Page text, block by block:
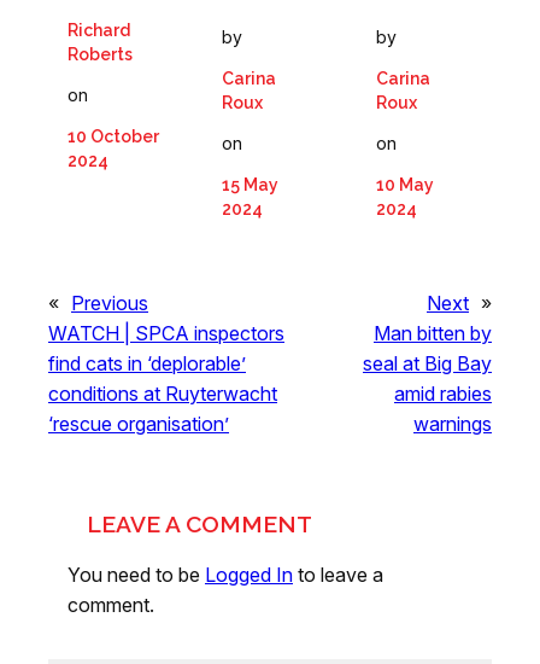
Richard
Roberts
on
10 October
2024
by
Carina
Roux
on
15 May
2024
by
Carina
Roux
on
10 May
2024
« Previous
WATCH | SPCA inspectors
find cats in ‘deplorable’
conditions at Ruyterwacht
‘rescue organisation’
Next »
Man bitten by
seal at Big Bay
amid rabies
warnings
LEAVE A COMMENT
You need to be Logged In to leave a
comment.